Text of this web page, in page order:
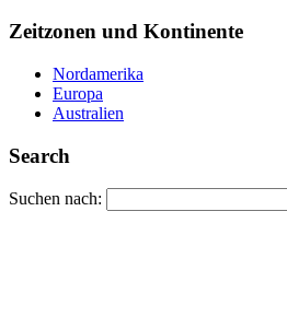
Zeitzonen und Kontinente
Nordamerika
Europa
Australien
Search
Suchen nach: